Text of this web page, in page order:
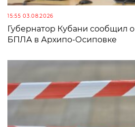
15:55 03.08.2026
Губернатор Кубани сообщил
БПЛА в Архипо-Осиповке